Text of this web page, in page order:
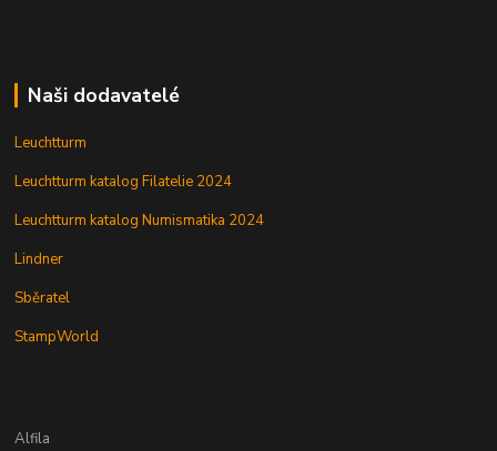
Naši dodavatelé
Leuchtturm
Leuchtturm katalog Filatelie 2024
Leuchtturm katalog Numismatika 2024
Lindner
Sběratel
StampWorld
Alfila